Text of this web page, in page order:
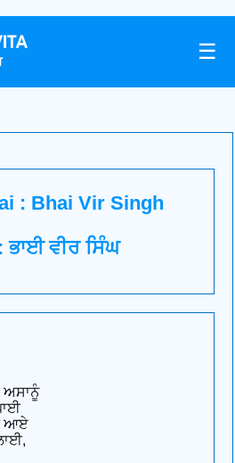
☰
: Bhai Vir Singh
ਵੀਰ ਸਿੰਘ
ਅਸਾਨੂੰ
ਆਏ